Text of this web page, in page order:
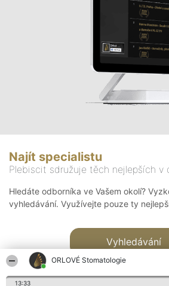
ORLOVÉ Stomatologie
13:33
Najít specialistu
Plebiscit sdružuje těch nejlepších v
Hledáte odborníka ve Vašem okolí?
vyhledávání. Využívejte pouze ty
Vyhledávání